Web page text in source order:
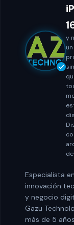
y
de
Especialista en
innovación
y negocio
Gazu
más de 5 años